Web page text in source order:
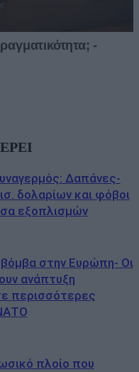
Δαπάνες-
δολαρίων και φόβοι
εξοπλισμών
βόμβα στην Ευρώπη- Οι
ανάπτυξη
περισσότερες
πλοίο που